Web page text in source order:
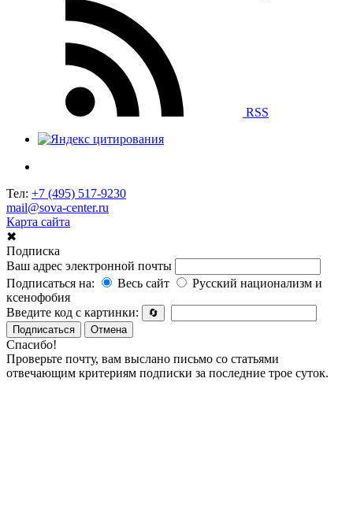
RSS
Тел: +7 (495) 517-9230
mail@sova-center.ru
Карта сайта
✖
Подписка
Ваш адрес электронной почты
Подписаться на:
Весь сайт
Русский национализм и
ксенофобия
Введите код с картинки:
🔄
Подписаться
Отмена
Спасибо!
Проверьте почту, вам выслано письмо со статьями
отвечающим критериям подписки за последние трое суток.